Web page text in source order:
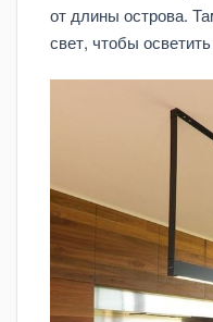
от длины острова.
свет, чтобы